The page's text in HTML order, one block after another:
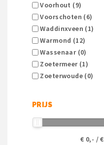
Voorhout (9)
Voorschoten (6)
Waddinxveen (1)
Warmond (12)
Wassenaar (0)
Zoetermeer (1)
Zoeterwoude (0)
PRIJS
€ 0,- / €